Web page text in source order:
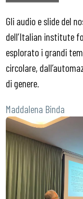
Gli audio e slide del
dell’Italian institute
esplorato i grandi
circolare,
di genere.
Maddalena Binda